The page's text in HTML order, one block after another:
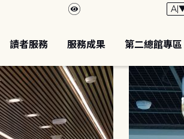
讀者服務 服務成果 第二總館專區